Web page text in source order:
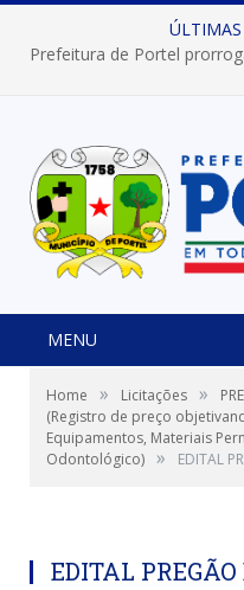
ÚLTIMAS
MENU
Home » Licitações »
(Registro de preço
Equipamentos, Materiais
Odontológico) » EDITAL
EDITAL